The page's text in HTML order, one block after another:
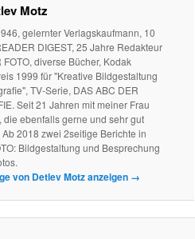
Motz
gelernter Verlagskaufmann, 10
DIGEST, 25 Jahre Redakteur
FOTO, diverse Bücher, Kodak
1999 für "Kreative Bildgestaltung
TV-Serie, DAS ABC DER
Seit 21 Jahren mit meiner Frau
die ebenfalls gerne und sehr gut
2018 zwei 2seitige Berichte in
Bildgestaltung und Besprechung
von Detlev Motz anzeigen →